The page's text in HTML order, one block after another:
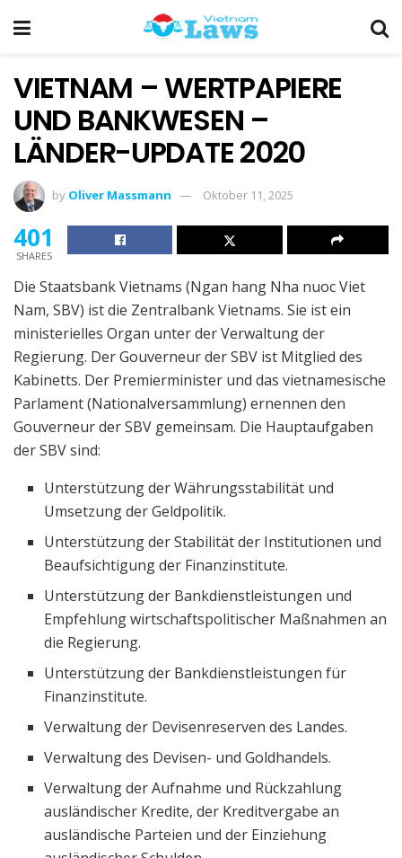
VIETNAM – WERTPAPIERE
UND BANKWESEN –
LÄNDER-UPDATE 2020
by Oliver Massmann Oktober 11, 2025
401
SHARES
Die Staatsbank Vietnams (Ngan hang Nha nuoc Viet
Nam, SBV) ist die Zentralbank Vietnams. Sie ist ein
ministerielles Organ unter der Verwaltung der
Regierung. Der Gouverneur der SBV ist Mitglied des
Kabinetts. Der Premierminister und das vietnamesische
Parlament (Nationalversammlung) ernennen den
Gouverneur der SBV gemeinsam. Die Hauptaufgaben
der SBV sind:
Unterstützung der Währungsstabilität und
Umsetzung der Geldpolitik.
Unterstützung der Stabilität der Institutionen und
Beaufsichtigung der Finanzinstitute.
Unterstützung der Bankdienstleistungen und
Empfehlung wirtschaftspolitischer Maßnahmen an
die Regierung.
Unterstützung der Bankdienstleistungen für
Finanzinstitute.
Verwaltung der Devisenreserven des Landes.
Verwaltung des Devisen- und Goldhandels.
Verwaltung der Aufnahme und Rückzahlung
ausländischer Kredite, der Kreditvergabe an
ausländische Parteien und der Einziehung